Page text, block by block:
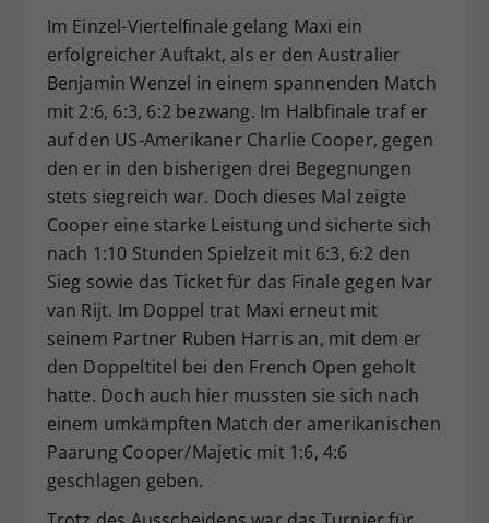
Im Einzel-Viertelfinale gelang Maxi ein
erfolgreicher Auftakt, als er den Australier
Benjamin Wenzel in einem spannenden Match
mit 2:6, 6:3, 6:2 bezwang. Im Halbfinale traf er
auf den US-Amerikaner Charlie Cooper, gegen
den er in den bisherigen drei Begegnungen
stets siegreich war. Doch dieses Mal zeigte
Cooper eine starke Leistung und sicherte sich
nach 1:10 Stunden Spielzeit mit 6:3, 6:2 den
Sieg sowie das Ticket für das Finale gegen Ivar
van Rijt. Im Doppel trat Maxi erneut mit
seinem Partner Ruben Harris an, mit dem er
den Doppeltitel bei den French Open geholt
hatte. Doch auch hier mussten sie sich nach
einem umkämpften Match der amerikanischen
Paarung Cooper/Majetic mit 1:6, 4:6
geschlagen geben.